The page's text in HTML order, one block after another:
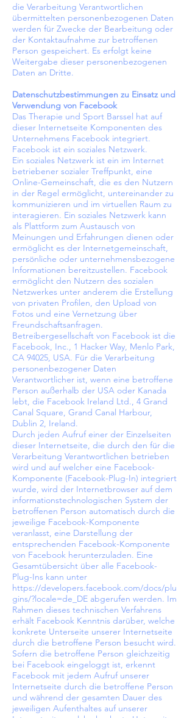
die Verarbeitung Verantwortlichen
übermittelten personenbezogenen Daten
werden für Zwecke der Bearbeitung oder
der Kontaktaufnahme zur betroffenen
Person gespeichert. Es erfolgt keine
Weitergabe dieser personenbezogenen
Daten an Dritte.
Datenschutzbestimmungen zu Einsatz und
Verwendung von Facebook
Das Therapie und Sport Barssel hat auf
dieser Internetseite Komponenten des
Unternehmens Facebook integriert.
Facebook ist ein soziales Netzwerk.
Ein soziales Netzwerk ist ein im Internet
betriebener sozialer Treffpunkt, eine
Online-Gemeinschaft, die es den Nutzern
in der Regel ermöglicht, untereinander zu
kommunizieren und im virtuellen Raum zu
interagieren. Ein soziales Netzwerk kann
als Plattform zum Austausch von
Meinungen und Erfahrungen dienen oder
ermöglicht es der Internetgemeinschaft,
persönliche oder unternehmensbezogene
Informationen bereitzustellen. Facebook
ermöglicht den Nutzern des sozialen
Netzwerkes unter anderem die Erstellung
von privaten Profilen, den Upload von
Fotos und eine Vernetzung über
Freundschaftsanfragen.
Betreibergesellschaft von Facebook ist die
Facebook, Inc., 1 Hacker Way, Menlo Park,
CA 94025, USA. Für die Verarbeitung
personenbezogener Daten
Verantwortlicher ist, wenn eine betroffene
Person außerhalb der USA oder Kanada
lebt, die Facebook Ireland Ltd., 4 Grand
Canal Square, Grand Canal Harbour,
Dublin 2, Ireland.
Durch jeden Aufruf einer der Einzelseiten
dieser Internetseite, die durch den für die
Verarbeitung Verantwortlichen betrieben
wird und auf welcher eine Facebook-
Komponente (Facebook-Plug-In) integriert
wurde, wird der Internetbrowser auf dem
informationstechnologischen System der
betroffenen Person automatisch durch die
jeweilige Facebook-Komponente
veranlasst, eine Darstellung der
entsprechenden Facebook-Komponente
von Facebook herunterzuladen. Eine
Gesamtübersicht über alle Facebook-
Plug-Ins kann unter
https://developers.facebook.com/docs/plu
gins/?locale=de_DE abgerufen werden. Im
Rahmen dieses technischen Verfahrens
erhält Facebook Kenntnis darüber, welche
konkrete Unterseite unserer Internetseite
durch die betroffene Person besucht wird.
Sofern die betroffene Person gleichzeitig
bei Facebook eingeloggt ist, erkennt
Facebook mit jedem Aufruf unserer
Internetseite durch die betroffene Person
und während der gesamten Dauer des
jeweiligen Aufenthaltes auf unserer